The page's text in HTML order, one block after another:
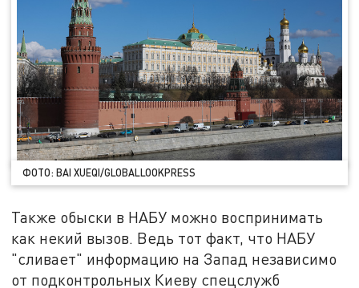
ФОТО: BAI XUEQI/GLOBALLOOKPRESS
Также обыски в НАБУ можно воспринимать
как некий вызов. Ведь тот факт, что НАБУ
"сливает" информацию на Запад независимо
от подконтрольных Киеву спецслужб